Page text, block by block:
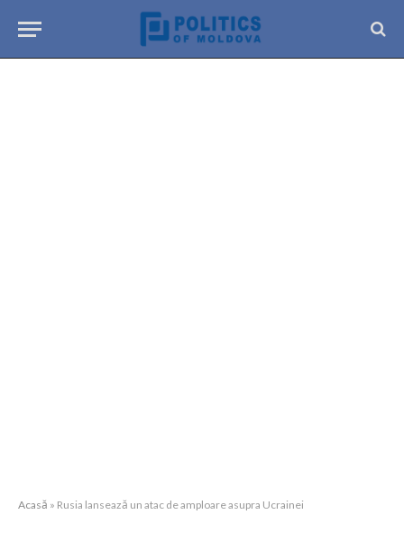
Acasă » Rusia lansează un atac de amploare asupra Ucrainei